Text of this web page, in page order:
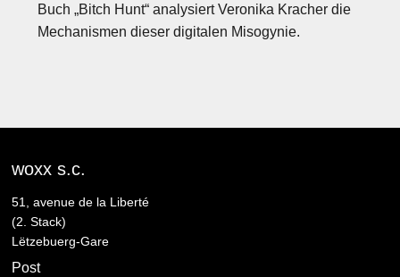
Buch „Bitch Hunt“ analysiert Veronika Kracher die
Mechanismen dieser digitalen Misogynie.
woxx s.c.
51, avenue de la Liberté
(2. Stack)
Lëtzebuerg-Gare
Post